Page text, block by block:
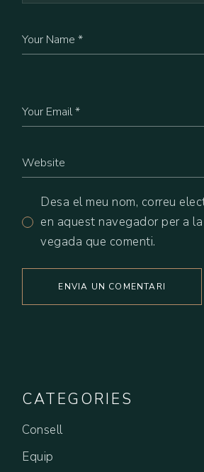
Name
Email
Website
Desa el meu nom, correu
en aquest navegador per a
vegada que comenti.
ENVIA UN COMENTARI
CATEGORIES
Consell
Equip